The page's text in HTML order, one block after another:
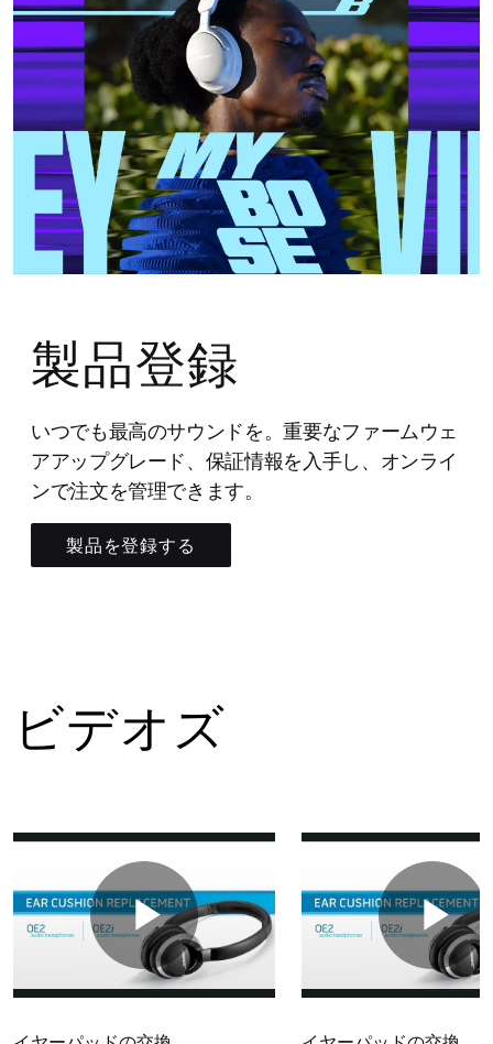
製品登録
いつでも最高のサウンドを。重要なファームウェ
アアップグレード、保証情報を入手し、オンライ
ンで注文を管理できます。
製品を登録する
ビデオズ